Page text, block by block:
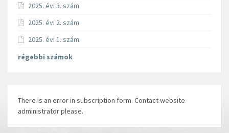
2025. évi 3. szám
2025. évi 2. szám
2025. évi 1. szám
régebbi számok
There is an error in subscription form. Contact website
administrator please.